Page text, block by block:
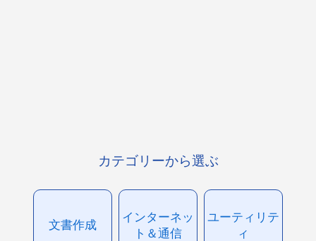
カテゴリーから選ぶ
文書作成
インターネッ
ト＆通信
ユーティリテ
ィ